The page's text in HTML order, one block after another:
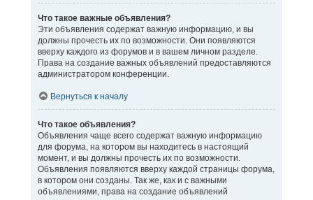
Что такое важные объявления?
Эти объявления содержат важную информацию, и вы
должны прочесть их по возможности. Они появляются
вверху каждого из форумов и в вашем личном разделе.
Права на создание важных объявлений предоставляются
администратором конференции.
Вернуться к началу
Что такое объявления?
Объявления чаще всего содержат важную информацию
для форума, на котором вы находитесь в настоящий
момент, и вы должны прочесть их по возможности.
Объявления появляются вверху каждой страницы форума,
в котором они созданы. Так же, как и с важными
объявлениями, права на создание объявлений